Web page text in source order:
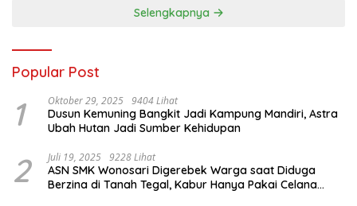
Selengkapnya
Popular Post
1 Oktober 29, 2025 9404 Lihat
Dusun Kemuning Bangkit Jadi Kampung Mandiri, Astra
Ubah Hutan Jadi Sumber Kehidupan
2 Juli 19, 2025 9228 Lihat
ASN SMK Wonosari Digerebek Warga saat Diduga
Berzina di Tanah Tegal, Kabur Hanya Pakai Celana